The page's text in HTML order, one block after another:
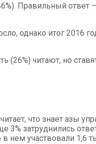
Правильный ответ
однако итог 2016
(26%) читают, но
что знает азы
затруднились
нем участвовали 1,6